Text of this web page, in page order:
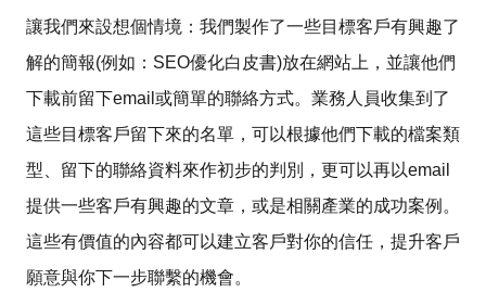
讓我們來設想個情境：我們製作了一些目標客戶有興趣了
解的簡報(例如：SEO優化白皮書)放在網站上，並讓他們
下載前留下email或簡單的聯絡方式。業務人員收集到了
這些目標客戶留下來的名單，可以根據他們下載的檔案類
型、留下的聯絡資料來作初步的判別，更可以再以email
提供一些客戶有興趣的文章，或是相關產業的成功案例。
這些有價值的內容都可以建立客戶對你的信任，提升客戶
願意與你下一步聯繫的機會。